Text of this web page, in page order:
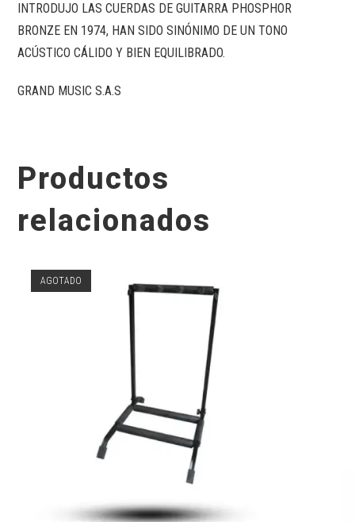
INTRODUJO LAS CUERDAS DE GUITARRA PHOSPHOR
BRONZE EN 1974, HAN SIDO SINÓNIMO DE UN TONO
ACÚSTICO CÁLIDO Y BIEN EQUILIBRADO.
GRAND MUSIC S.A.S
Productos
relacionados
AGOTADO